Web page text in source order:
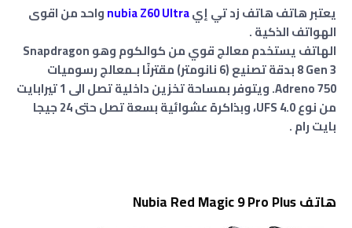
يعتبر هاتف هاتف زد تي إيnubia Z60 Ultraواحد من اقوى
الهواتف الذكية .
الهاتف يستخدم معالج قوي من كوالكوم وهو Snapdragon
8 Gen 3 بدقة تصنيع (6 نانومتر) مقترنًا بـمعالج رسوميات
Adreno 750. ويتوفر بمساحة تخزين داخلية تصل الى 1 تيرابايت
من نوع UFS 4.0، وبذاكرة عشوائية بسعة تصل حتى 24 جيجا
بايت رام .
هاتف Nubia Red Magic 9 Pro Plus